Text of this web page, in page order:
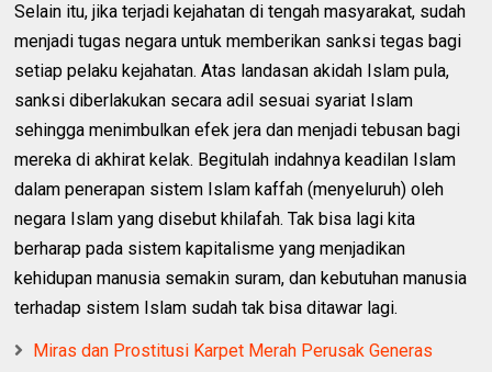
Selain itu, jika terjadi kejahatan di tengah masyarakat, sudah
menjadi tugas negara untuk memberikan sanksi tegas bagi
setiap pelaku kejahatan. Atas landasan akidah Islam pula,
sanksi diberlakukan secara adil sesuai syariat Islam
sehingga menimbulkan efek jera dan menjadi tebusan bagi
mereka di akhirat kelak. Begitulah indahnya keadilan Islam
dalam penerapan sistem Islam kaffah (menyeluruh) oleh
negara Islam yang disebut khilafah. Tak bisa lagi kita
berharap pada sistem kapitalisme yang menjadikan
kehidupan manusia semakin suram, dan kebutuhan manusia
terhadap sistem Islam sudah tak bisa ditawar lagi.
Miras dan Prostitusi Karpet Merah Perusak Generas